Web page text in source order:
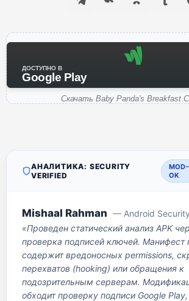
ДОСТУПНО В
Google Play
Скачать Baby Panda's Breakfast
АНАЛИТИКА: SECURITY
VERIFIED
OK
Mishaal Rahman — Android
«Проведен статический анализ APK
проверка подписей ключей. Манифест
содержит вредоносных permissions,
перехватов (hooking) или обращения к
подозрительным серверам.
обходит проверку подписи Google